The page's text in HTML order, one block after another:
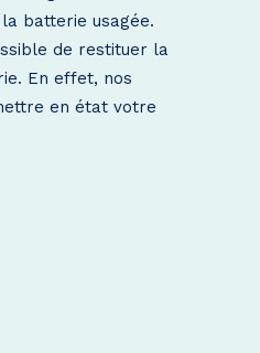
batterie usagée.
de restituer la
En effet, nos
en état votre